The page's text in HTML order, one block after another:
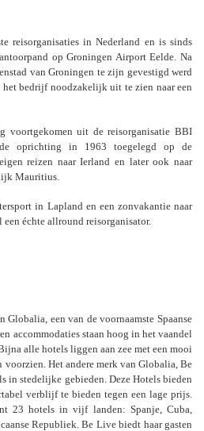
reisorganisaties in Nederland en is sinds
op Groningen Airport Eelde. Na
van Groningen te zijn gevestigd werd
het bedrijf noodzakelijk uit te zien naar een
voortgekomen uit de reisorganisatie BBI
oprichting in 1963 toegelegd op de
reizen naar Ierland en later ook naar
Mauritius.
in Lapland en een zonvakantie naar
échte allround reisorganisator.
een van de voornaamste Spaanse
accommodaties staan hoog in het vaandel
alle hotels liggen aan zee met een mooi
Het andere merk van Globalia, Be
in stedelijke gebieden. Deze Hotels bieden
verblijf te bieden tegen een lage prijs.
23 hotels in vijf landen: Spanje, Cuba,
Republiek. Be Live biedt haar gasten